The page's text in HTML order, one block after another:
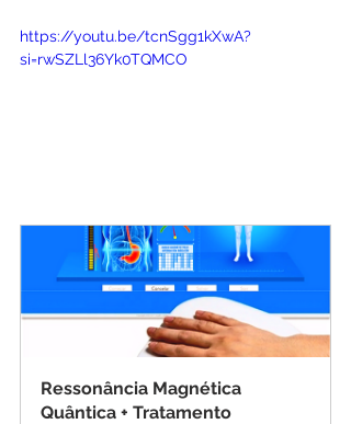
https://youtu.be/tcnSgg1kXwA?
si=rwSZLl36Yk0TQMCO
Ressonância Magnética
Quântica + Tratamento